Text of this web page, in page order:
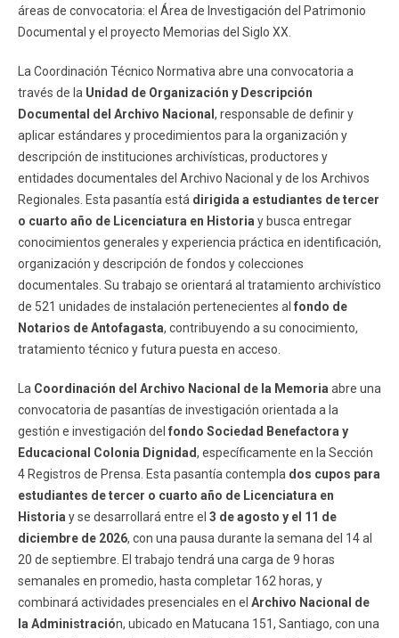
áreas de convocatoria: el Área de Investigación del Patrimonio
Documental y el proyecto Memorias del Siglo XX.
La Coordinación Técnico Normativa abre una convocatoria a
través de la Unidad de Organización y Descripción
Documental del Archivo Nacional, responsable de definir y
aplicar estándares y procedimientos para la organización y
descripción de instituciones archivísticas, productores y
entidades documentales del Archivo Nacional y de los Archivos
Regionales. Esta pasantía está dirigida a estudiantes de tercer
o cuarto año de Licenciatura en Historia y busca entregar
conocimientos generales y experiencia práctica en identificación,
organización y descripción de fondos y colecciones
documentales. Su trabajo se orientará al tratamiento archivístico
de 521 unidades de instalación pertenecientes al fondo de
Notarios de Antofagasta, contribuyendo a su conocimiento,
tratamiento técnico y futura puesta en acceso.
La Coordinación del Archivo Nacional de la Memoria abre una
convocatoria de pasantías de investigación orientada a la
gestión e investigación del fondo Sociedad Benefactora y
Educacional Colonia Dignidad, específicamente en la Sección
4 Registros de Prensa. Esta pasantía contempla dos cupos para
estudiantes de tercer o cuarto año de Licenciatura en
Historia y se desarrollará entre el 3 de agosto y el 11 de
diciembre de 2026, con una pausa durante la semana del 14 al
20 de septiembre. El trabajo tendrá una carga de 9 horas
semanales en promedio, hasta completar 162 horas, y
combinará actividades presenciales en el Archivo Nacional de
la Administración, ubicado en Matucana 151, Santiago, con una